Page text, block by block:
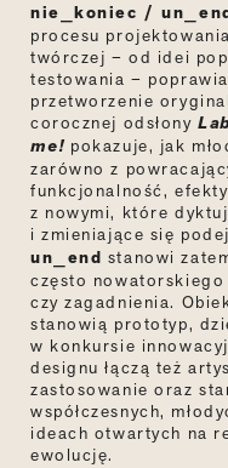
nie_koniec /
procesu
twórczej – od idei
testowania –
przetworzenie
corocznej odsłony
me!pokazuje, jak
zarówno z
funkcjonalność,
z nowymi, które
i zmieniające się
un_end stanowi
często
czy zagadnienia.
stanowią prototyp,
w konkursie
designu łączą też
zastosowanie oraz
współczesnych,
ideach otwartych na
ewolucję.